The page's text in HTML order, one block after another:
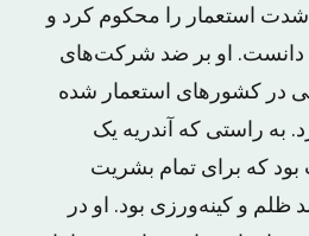
استعمار را محکوم کرد و
دانست. او بر ضد شرکت‌های
در کشورهای استعمار شده
به راستی که آندریه یک
که برای تمام بشریت
و کینه‌ورزی بود. او در